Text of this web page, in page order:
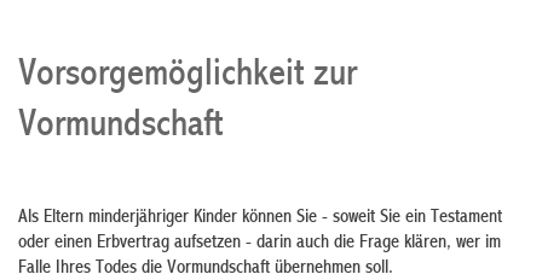
Vorsorgemöglichkeit zur
Vormundschaft
Als Eltern minderjähriger Kinder können Sie - soweit Sie ein Testament
oder einen Erbvertrag aufsetzen - darin auch die Frage klären, wer im
Falle Ihres Todes die Vormundschaft übernehmen soll.